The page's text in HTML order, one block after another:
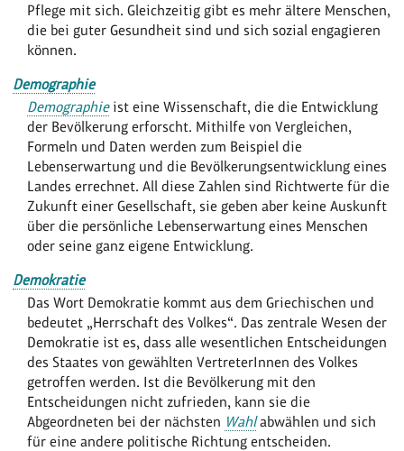
Pflege mit sich. Gleichzeitig gibt es mehr ältere Menschen,
die bei guter Gesundheit sind und sich sozial engagieren
können.
Demographie
Demographieist eine Wissenschaft, die die Entwicklung
der Bevölkerung erforscht. Mithilfe von Vergleichen,
Formeln und Daten werden zum Beispiel die
Lebenserwartung und die Bevölkerungsentwicklung eines
Landes errechnet. All diese Zahlen sind Richtwerte für die
Zukunft einer Gesellschaft, sie geben aber keine Auskunft
über die persönliche Lebenserwartung eines Menschen
oder seine ganz eigene Entwicklung.
Demokratie
Das Wort Demokratie kommt aus dem Griechischen und
bedeutet „Herrschaft des Volkes“. Das zentrale Wesen der
Demokratie ist es, dass alle wesentlichen Entscheidungen
des Staates von gewählten VertreterInnen des Volkes
getroffen werden. Ist die Bevölkerung mit den
Entscheidungen nicht zufrieden, kann sie die
Abgeordneten bei der nächsten Wahlabwählen und sich
für eine andere politische Richtung entscheiden.